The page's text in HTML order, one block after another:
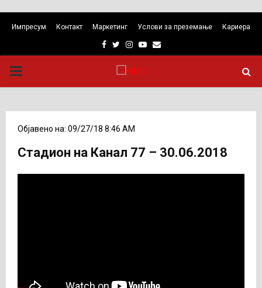
Импресум Контакт Маркетинг Услови за преземање Кариера
Facebook
TwitterInstagram
Youtube
Email
PRIMARY
Објавено на: 09/27/18 8:46 AM
Стадион на Канал 77 – 30.06.2018